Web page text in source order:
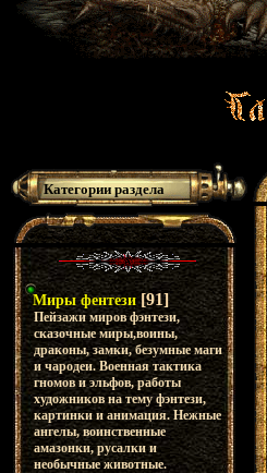
Категории раздела
Миры фентези [91]
Пейзажи миров фэнтези,
сказочные миры,воины,
драконы, замки, безумные маги
и чародеи. Военная тактика
гномов и эльфов, работы
художников на тему фэнтези,
картинки и анимация. Нежные
ангелы, воинственные
амазонки, русалки и
необычные животные.